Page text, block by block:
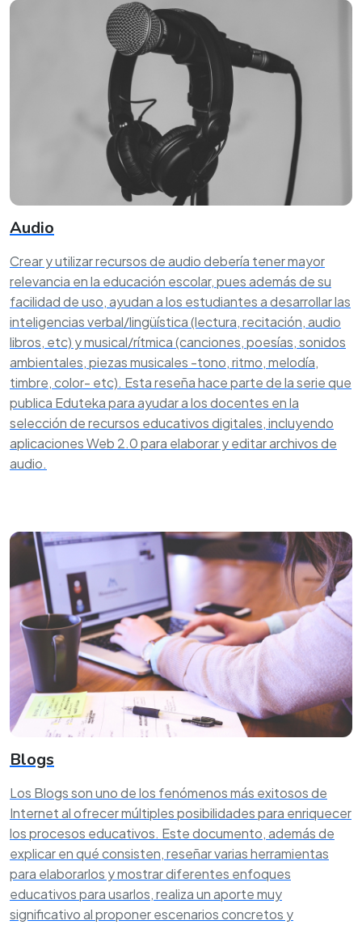
Audio
Crear y utilizar recursos de audio debería tener mayor
relevancia en la educación escolar, pues además de su
facilidad de uso, ayudan a los estudiantes a desarrollar las
inteligencias verbal/lingüística (lectura, recitación, audio
libros, etc) y musical/rítmica (canciones, poesías, sonidos
ambientales, piezas musicales -tono, ritmo, melodía,
timbre, color- etc). Esta reseña hace parte de la serie que
publica Eduteka para ayudar a los docentes en la
selección de recursos educativos digitales, incluyendo
aplicaciones Web 2.0 para elaborar y editar archivos de
audio.
Blogs
Los Blogs son uno de los fenómenos más exitosos de
Internet al ofrecer múltiples posibilidades para enriquecer
los procesos educativos. Este documento, además de
explicar en qué consisten, reseñar varias herramientas
para elaborarlos y mostrar diferentes enfoques
educativos para usarlos, realiza un aporte muy
significativo al proponer escenarios concretos y